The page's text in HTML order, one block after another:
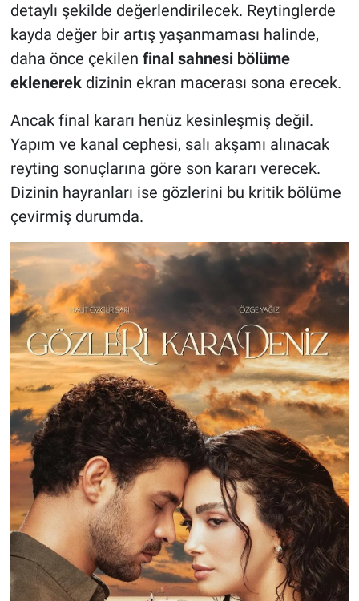
detaylı şekilde değerlendirilecek. Reytinglerde
kayda değer bir artış yaşanmaması halinde,
daha önce çekilen final sahnesi bölüme
eklenerekdizinin ekran macerası sona erecek.
Ancak final kararı henüz kesinleşmiş değil.
Yapım ve kanal cephesi, salı akşamı alınacak
reyting sonuçlarına göre son kararı verecek.
Dizinin hayranları ise gözlerini bu kritik bölüme
çevirmiş durumda.